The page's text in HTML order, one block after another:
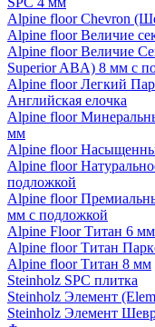
Alpine floor Chevron
Alpine floor Величие
Alpine floor Величие
Superior ABA) 8 мм с
Alpine floor Легкий
Английская елочка
Alpine floor
мм
Alpine floor
Alpine floor
подложкой
Alpine floor
мм с подложкой
Alpine Floor Титан 6 мм
Alpine floor Титан
Alpine floor Титан 8 мм
Steinholz SPC плитка
Steinholz Элемент
Steinholz Элемент